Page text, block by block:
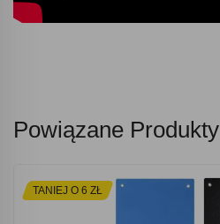
Powiązane Produkty
TANIEJ O 6 ZŁ